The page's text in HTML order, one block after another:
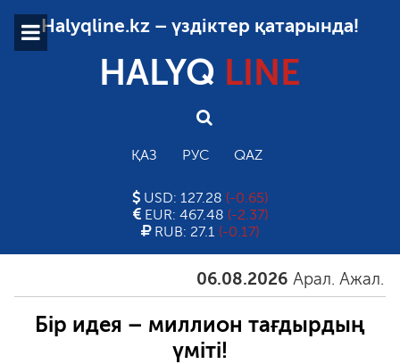
Halyqline.kz – үздіктер қатарында!
HALYQ LINE
ҚАЗ РУС QAZ
USD: 127.28 (-0.65)
EUR: 467.48 (-2.37)
RUB: 27.1 (-0.17)
06.08.2026 Арал. Ажал.
Бір идея – миллион тағдырдың
үміті!